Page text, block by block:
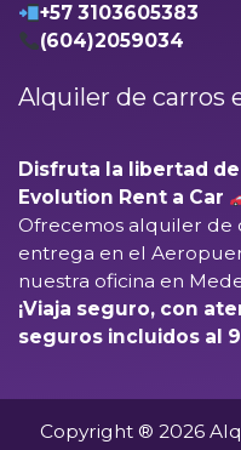
+57 3103605383
(604)2059034
Alquiler de carros
Disfruta la libertad
Evolution Rent a Car
Ofrecemos alquiler de
entrega en el
nuestra oficina en
¡Viaja seguro, con
seguros incluidos al
Copyright ® 2026